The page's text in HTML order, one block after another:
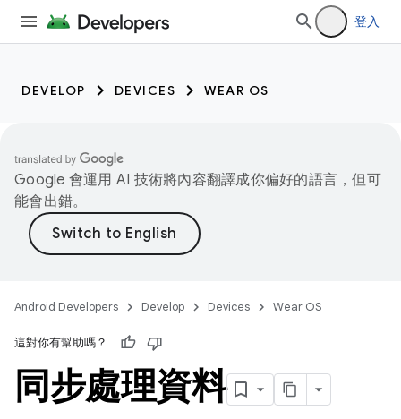
登入
DEVELOP DEVICES WEAR OS
Google 會運用 AI 技術將內容翻譯成你偏好的語言，但可
能會出錯。
Android Developers Develop Devices Wear OS
這對你有幫助嗎？
同步處理資料